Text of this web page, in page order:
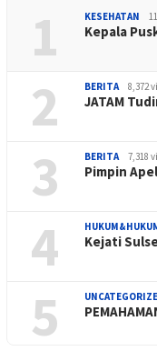
1 KESEHATAN
Kepala
2 BERITA 8,372
JATAM
3 BERITA 7,318
Pimpin
4 Kejati
5